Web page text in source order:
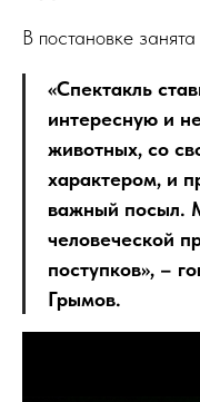
В постановке
«Спектакль
интересную и
животных, со
характером, и
важный посыл.
человеческой
поступков», –
Грымов.